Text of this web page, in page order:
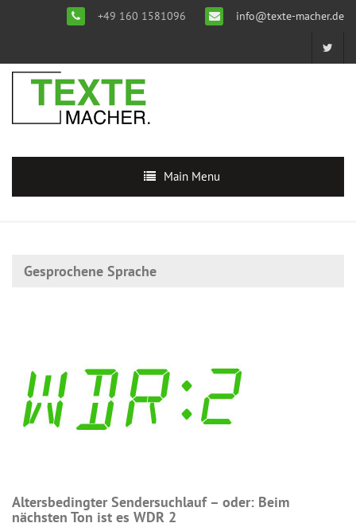
+49 160 1581096 info@texte-macher.de
Main Menu
Gesprochene Sprache
Altersbedingter Sendersuchlauf – oder: Beim
nächsten Ton ist es WDR 2